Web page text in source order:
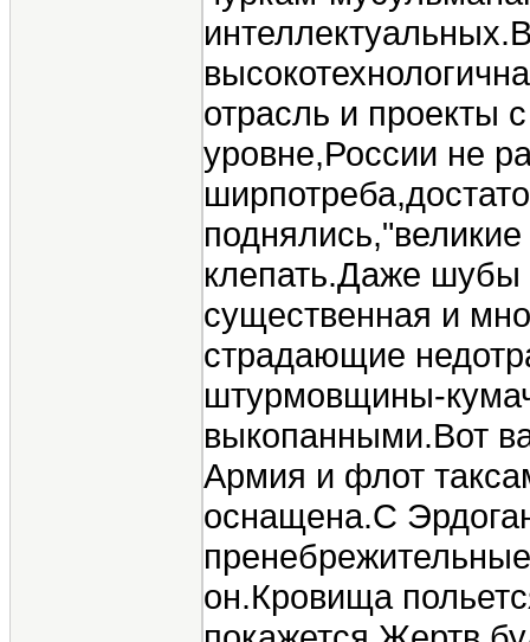
отрасль и проекты
уровне,России не
клепать.Даже шубы
существенная и
страдающие
штурмовщины-
выкопанными.Вот
Армия и флот
оснащена.С
он.Кровища